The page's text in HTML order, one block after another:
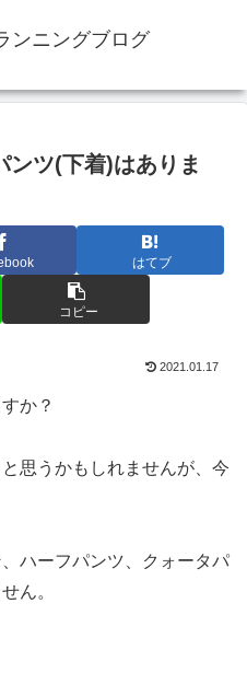
ンニングブログ
ンツ(下着)はありま
はてブ
コピー
2021.01.17
か？
思うかもしれませんが、今
ハーフパンツ、クォータパ
ん。